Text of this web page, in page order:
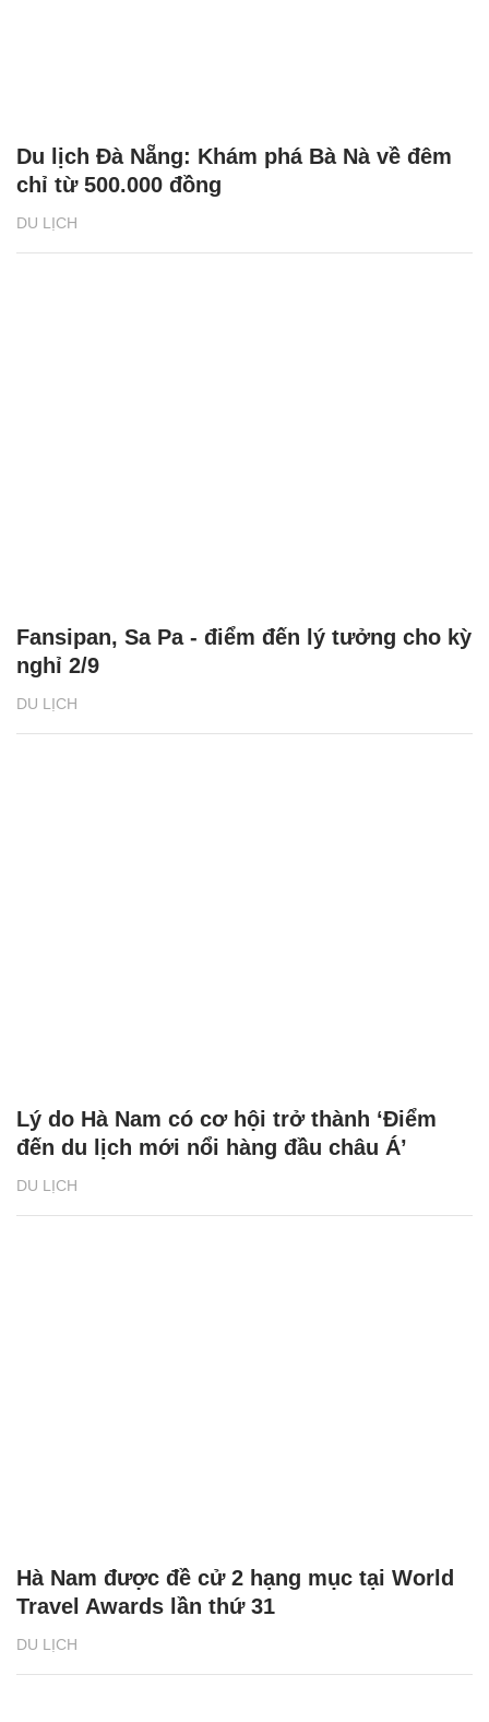
DU LỊCH
Du lịch Đà Nẵng: Khám phá Bà Nà về đêm
chỉ từ 500.000 đồng
DU LỊCH
Fansipan, Sa Pa - điểm đến lý tưởng cho kỳ
nghỉ 2/9
DU LỊCH
Lý do Hà Nam có cơ hội trở thành ‘Điểm
đến du lịch mới nổi hàng đầu châu Á’
DU LỊCH
Hà Nam được đề cử 2 hạng mục tại World
Travel Awards lần thứ 31